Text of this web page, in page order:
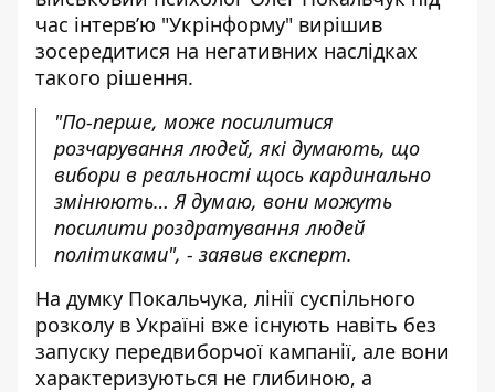
час інтервʼю "Укрінформу" вирішив
зосередитися на негативних наслідках
такого рішення.
"По-перше, може посилитися
розчарування людей, які думають, що
вибори в реальності щось кардинально
змінюють… Я думаю, вони можуть
посилити роздратування людей
політиками", - заявив експерт.
На думку Покальчука, лінії суспільного
розколу в Україні вже існують навіть без
запуску передвиборчої кампанії, але вони
характеризуються не глибиною, а